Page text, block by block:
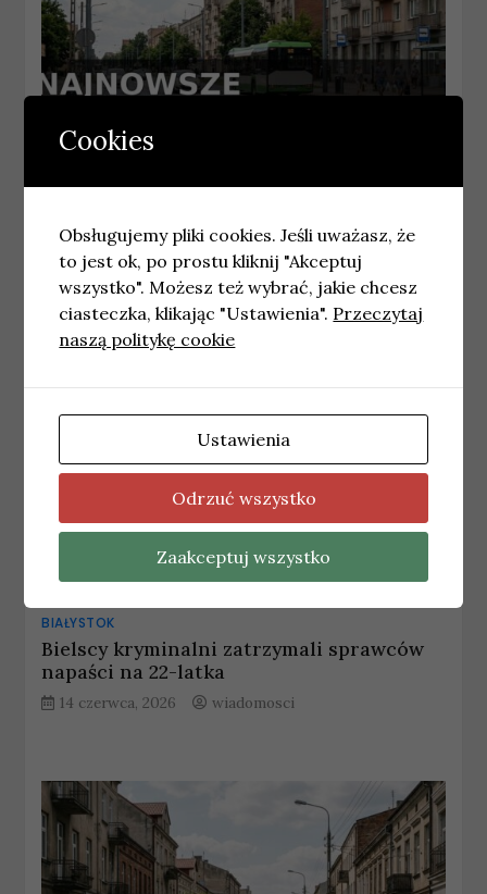
Najnowsze wiadomości Białystok –
Czwartek 06.08.2026
6 sierpnia, 2026 wiadomosci
BIAŁYSTOK
Bielscy kryminalni zatrzymali sprawców
napaści na 22-latka
14 czerwca, 2026 wiadomosci
Cookies
Obsługujemy pliki cookies. Jeśli uważasz, że
to jest ok, po prostu kliknij "Akceptuj
wszystko". Możesz też wybrać, jakie chcesz
ciasteczka, klikając "Ustawienia". Przeczytaj
naszą politykę cookie
Ustawienia
Odrzuć wszystko
Zaakceptuj wszystko